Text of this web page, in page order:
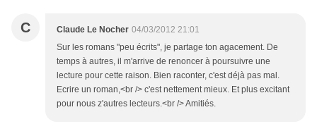
C Claude Le Nocher 04/03/2012 21:01
Sur les romans "peu écrits", je partage ton agacement. De
temps à autres, il m'arrive de renoncer à poursuivre une
lecture pour cette raison. Bien raconter, c'est déjà pas mal.
Ecrire un roman,<br /> c'est nettement mieux. Et plus excitant
pour nous z'autres lecteurs.<br /> Amitiés.